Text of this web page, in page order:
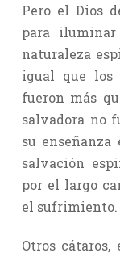
Pero el Dios
para
naturaleza
igual que los
fueron más
salvadora no
su
salvación
por el largo
el sufrimiento.
Otros cátaros,